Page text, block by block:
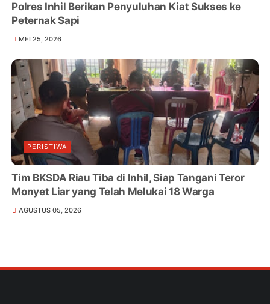
Polres Inhil Berikan Penyuluhan Kiat Sukses ke
Peternak Sapi
MEI 25, 2026
PERISTIWA
Tim BKSDA Riau Tiba di Inhil, Siap Tangani Teror
Monyet Liar yang Telah Melukai 18 Warga
AGUSTUS 05, 2026